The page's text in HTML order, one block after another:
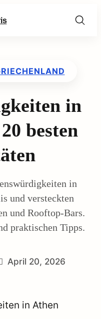
in
besten
in
und versteckten
und Rooftop-Bars.
praktischen Tipps.
April 20, 2026